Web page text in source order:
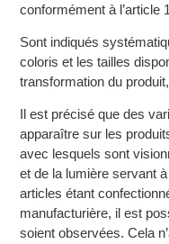
conformément à l’article
Sont indiqués
coloris et les tailles
transformation du
Il est précisé que des
apparaître sur les
avec lesquels sont
et de la lumière servant
articles étant
manufacturière, il est
soient observées. Cela